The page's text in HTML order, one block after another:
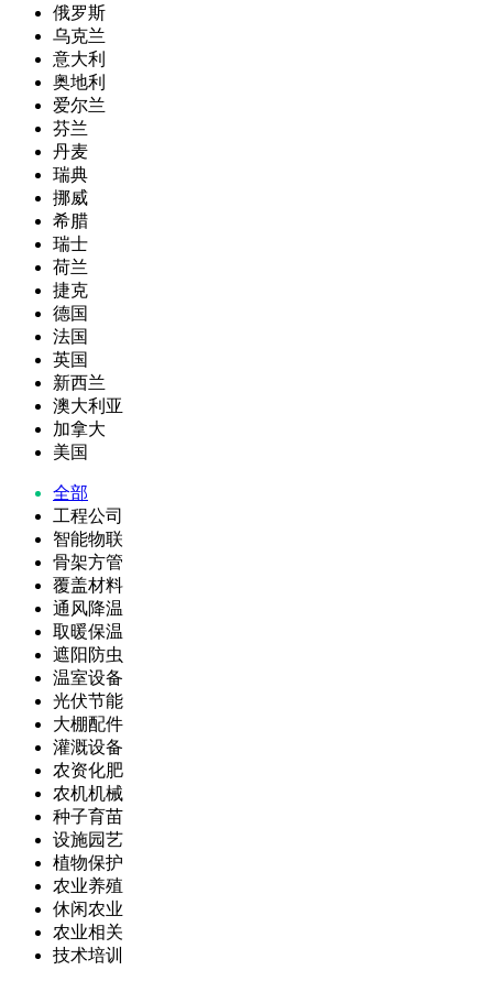
俄罗斯
乌克兰
意大利
奥地利
爱尔兰
芬兰
丹麦
瑞典
挪威
希腊
瑞士
荷兰
捷克
德国
法国
英国
新西兰
澳大利亚
加拿大
美国
全部
工程公司
智能物联
骨架方管
覆盖材料
通风降温
取暖保温
遮阳防虫
温室设备
光伏节能
大棚配件
灌溉设备
农资化肥
农机机械
种子育苗
设施园艺
植物保护
农业养殖
休闲农业
农业相关
技术培训